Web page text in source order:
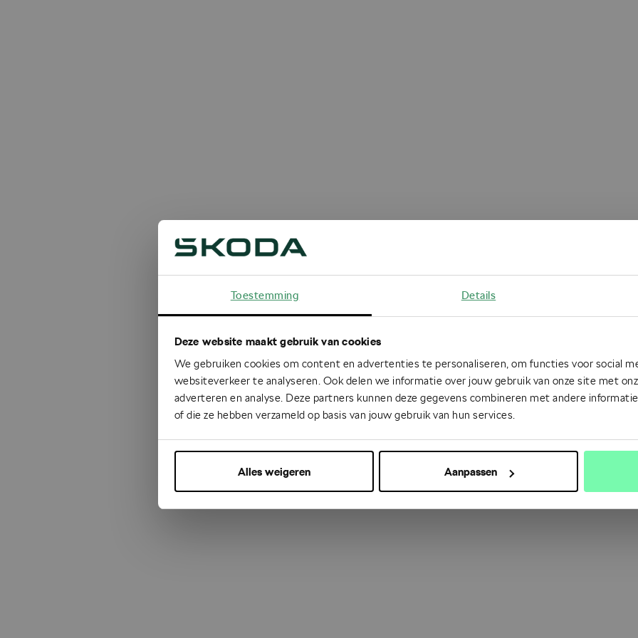
Toestemming Details
Deze website maakt gebruik van cookies
We gebruiken cookies om content en advertenties te personaliseren, om functies voor social
websiteverkeer te analyseren. Ook delen we informatie over jouw gebruik van onze site met
adverteren en analyse. Deze partners kunnen deze gegevens combineren met andere
of die ze hebben verzameld op basis van jouw gebruik van hun services.
Alles weigeren Aanpassen
Oops!
Something went wrong. Please try refreshing the app